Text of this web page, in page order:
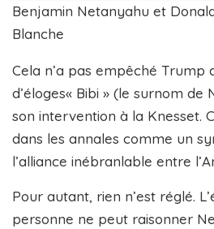
Benjamin Netanyahu et
Blanche
Cela n’a pas empêché Trump
d’éloges« Bibi » (le surnom de
son intervention à la Knesset.
dans les annales comme un
l’alliance inébranlable entre
Pour autant, rien n’est réglé.
personne ne peut raisonner